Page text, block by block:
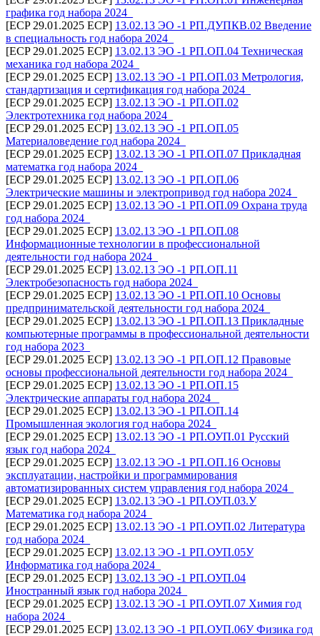
графика год набора 2024_
[ECP 29.01.2025 ECP] 13.02.13 ЭО -1 РП.ДУПКВ.02 Введение
в специальность год набора 2024_
[ECP 29.01.2025 ECP] 13.02.13 ЭО -1 РП.ОП.04 Техническая
механика год набора 2024_
[ECP 29.01.2025 ECP] 13.02.13 ЭО -1 РП.ОП.03 Метрология,
стандартизация и сертификация год набора 2024_
[ECP 29.01.2025 ECP] 13.02.13 ЭО -1 РП.ОП.02
Электротехника год набора 2024_
[ECP 29.01.2025 ECP] 13.02.13 ЭО -1 РП.ОП.05
Материаловедение год набора 2024_
[ECP 29.01.2025 ECP] 13.02.13 ЭО -1 РП.ОП.07 Прикладная
математка год набора 2024_
[ECP 29.01.2025 ECP] 13.02.13 ЭО -1 РП.ОП.06
Электрические машины и электропривод год набора 2024_
[ECP 29.01.2025 ECP] 13.02.13 ЭО -1 РП.ОП.09 Охрана труда
год набора 2024_
[ECP 29.01.2025 ECP] 13.02.13 ЭО -1 РП.ОП.08
Информационные технологии в профессиональной
деятельности год набора 2024_
[ECP 29.01.2025 ECP] 13.02.13 ЭО -1 РП.ОП.11
Электробезопасность год набора 2024_
[ECP 29.01.2025 ECP] 13.02.13 ЭО -1 РП.ОП.10 Основы
предпринимательской деятельности год набора 2024_
[ECP 29.01.2025 ECP] 13.02.13 ЭО -1 РП.ОП.13 Прикладные
компьютерные программы в профессиональной деятельности
год набора 2023_
[ECP 29.01.2025 ECP] 13.02.13 ЭО -1 РП.ОП.12 Правовые
основы профессиональной деятельности год набора 2024_
[ECP 29.01.2025 ECP] 13.02.13 ЭО -1 РП.ОП.15
Электрические аппараты год набора 2024 _
[ECP 29.01.2025 ECP] 13.02.13 ЭО -1 РП.ОП.14
Промышленная экология год набора 2024_
[ECP 29.01.2025 ECP] 13.02.13 ЭО -1 РП.ОУП.01 Русский
язык год набора 2024_
[ECP 29.01.2025 ECP] 13.02.13 ЭО -1 РП.ОП.16 Основы
эксплуатации, настройки и программирования
автоматизированных систем управления год набора 2024_
[ECP 29.01.2025 ECP] 13.02.13 ЭО -1 РП.ОУП.03.У
Математика год набора 2024_
[ECP 29.01.2025 ECP] 13.02.13 ЭО -1 РП.ОУП.02 Литература
год набора 2024_
[ECP 29.01.2025 ECP] 13.02.13 ЭО -1 РП.ОУП.05У
Информатика год набора 2024_
[ECP 29.01.2025 ECP] 13.02.13 ЭО -1 РП.ОУП.04
Иностранный язык год набора 2024_
[ECP 29.01.2025 ECP] 13.02.13 ЭО -1 РП.ОУП.07 Химия год
набора 2024_
[ECP 29.01.2025 ECP] 13.02.13 ЭО -1 РП.ОУП.06У Физика год